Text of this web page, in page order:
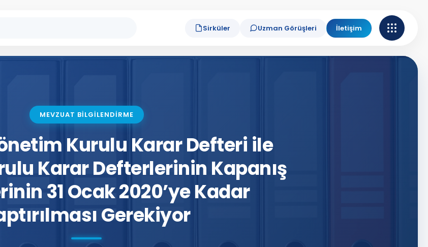
Sirküler Uzman Görüşleri İletişim
MEVZUAT BİLGİLENDİRME
Kurulu Karar Defteri ile
Karar Defterlerinin Kapanış
31 Ocak 2020’ye Kadar
Gerekiyor